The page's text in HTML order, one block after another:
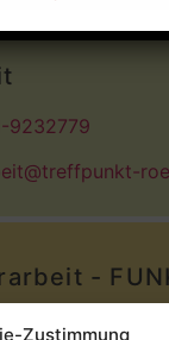
Zustimmung
9232779
-
610749